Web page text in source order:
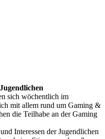
sich wöchentlich im
mit allem rund um Gaming &
die Teilhabe an der Gaming
Interessen der Jugendlichen